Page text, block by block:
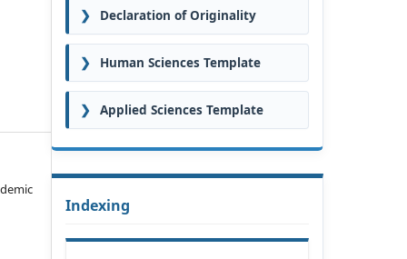
❯ Declaration of Originality
❯ Human Sciences Template
❯ Applied Sciences Template
Indexing